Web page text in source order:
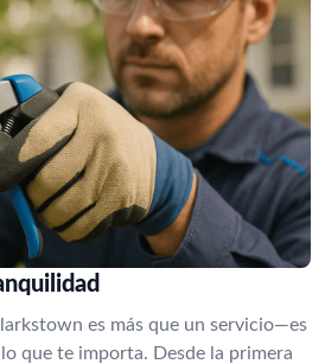
es más que un servicio—es
que te importa. Desde la primera